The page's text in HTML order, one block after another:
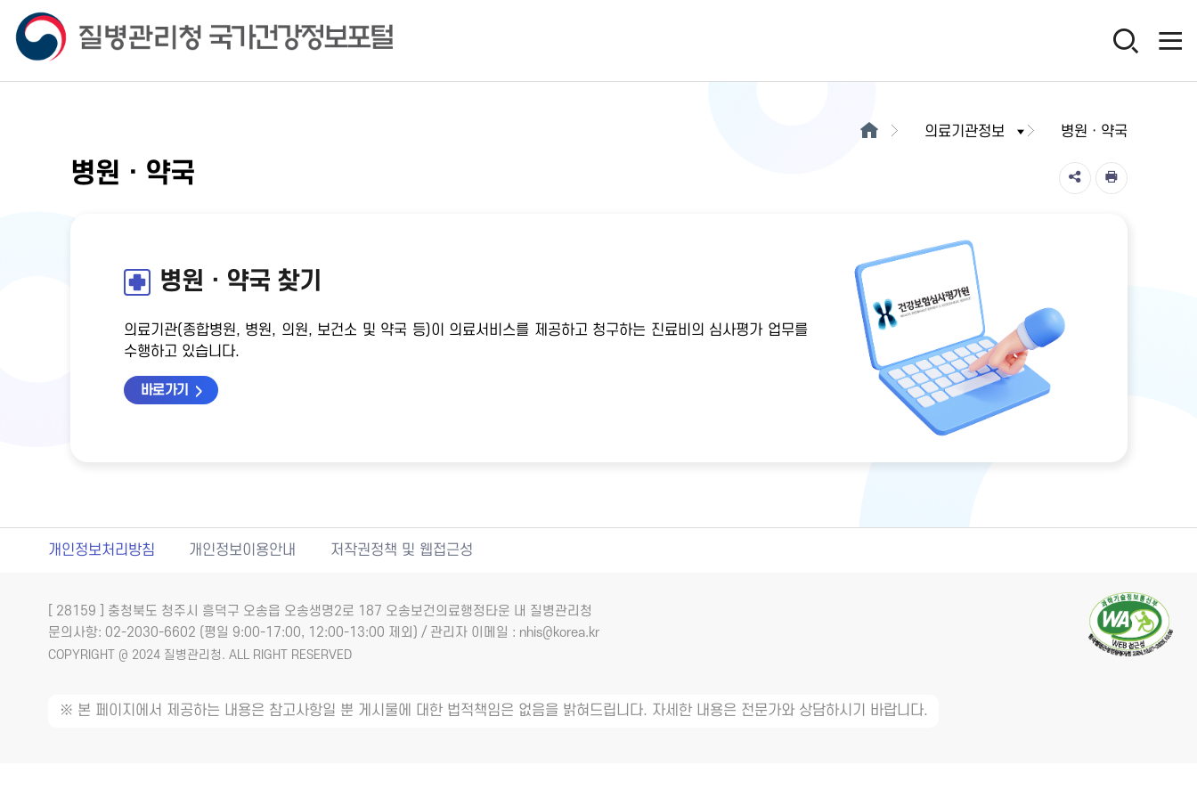
의료기관정보 병원ㆍ약국
병원ㆍ약국
병원ㆍ약국 찾기
의료기관(종합병원, 병원, 의원, 보건소 및 약국 등)이 의료서비스를 제공하고 청구하는 진료비의 심사평가 업무를
수행하고 있습니다.
바로가기
개인정보처리방침 개인정보이용안내 저작권정책 및 웹접근성
[ 28159 ] 충청북도 청주시 흥덕구 오송읍 오송생명2로 187 오송보건의료행정타운 내 질병관리청
문의사항: 02-2030-6602 (평일 9:00-17:00, 12:00-13:00 제외) / 관리자 이메일 : nhis@korea.kr
COPYRIGHT @ 2024 질병관리청. ALL RIGHT RESERVED
※ 본 페이지에서 제공하는 내용은 참고사항일 뿐 게시물에 대한 법적책임은 없음을 밝혀드립니다. 자세한 내용은 전문가와 상담하시기 바랍니다.